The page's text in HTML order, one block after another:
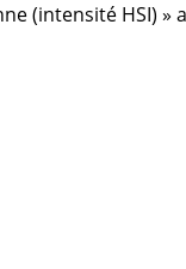
(intensité HSI) »